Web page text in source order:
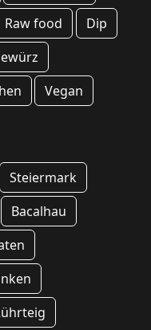
Raw food
Dip
Vegan
Steiermark
Bacalhau